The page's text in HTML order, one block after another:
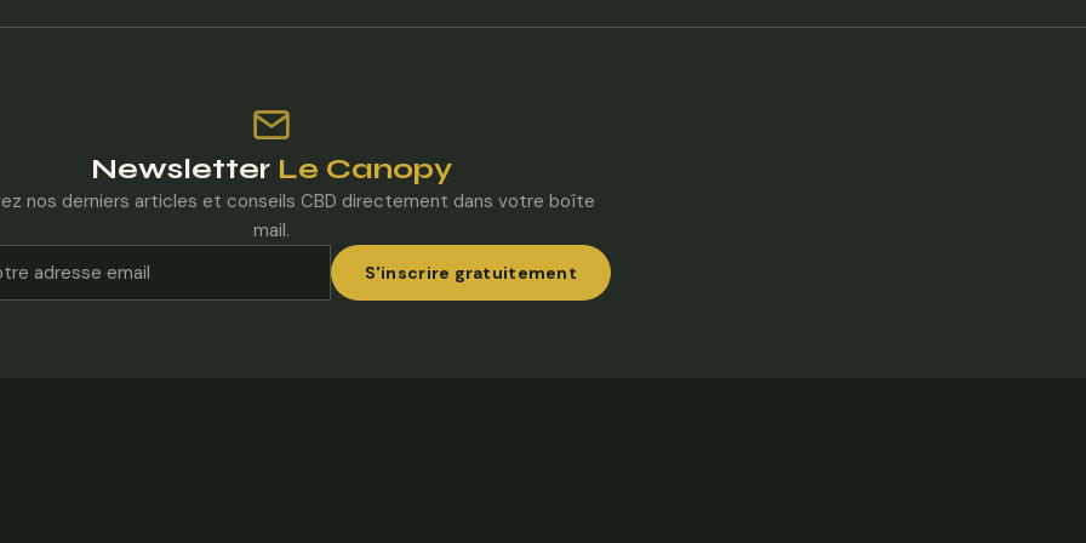
Newsletter Le Canopy
nos derniers articles et conseils CBD directement dans votre boîte
mail.
S'inscrire gratuitement